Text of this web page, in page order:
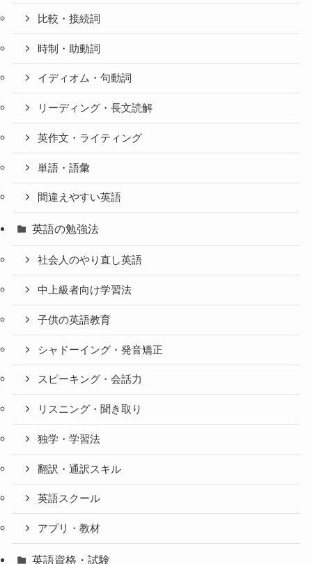
比較・接続詞
時制・助動詞
イディオム・句動詞
リーディング・長文読解
英作文・ライティング
単語・語彙
間違えやすい英語
英語の勉強法
社会人のやり直し英語
中上級者向け学習法
子供の英語教育
シャドーイング・発音矯正
スピーキング・会話力
リスニング・聞き取り
独学・学習法
翻訳・通訳スキル
英語スクール
アプリ・教材
英語資格・試験